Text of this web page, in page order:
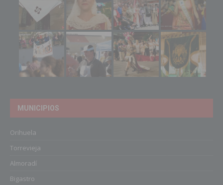
MUNICIPIOS
Orihuela
Torrevieja
Almoradí
Bigastro